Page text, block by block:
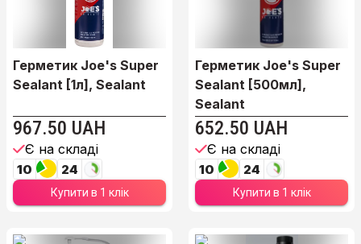
Герметик Joe's Super
Sealant [1л], Sealant
967.50 UAH
Є на складі
10 24
Купити в 1 клік
Герметик Joe's Super
Sealant [500мл],
Sealant
652.50 UAH
Є на складі
10 24
Купити в 1 клік